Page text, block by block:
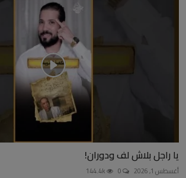
يا راجل بلاش لف ودوران!
أغسطس 1, 2026